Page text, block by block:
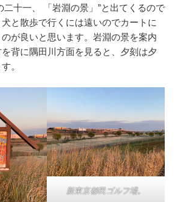
二十一、 「岩淵の景」”と出てくるので
と散歩で行くには遠いのでカートに
が良いと思います。岩淵の景を案内
背に隅田川方面を見ると、夕刻は夕
。
新東京都民ゴルフ場。